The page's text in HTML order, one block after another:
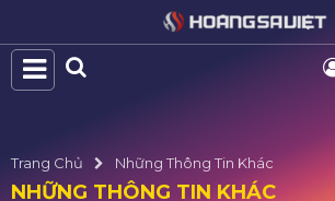
Trang Chủ Những Thông Tin Khác
NHỮNG THÔNG TIN KHÁC